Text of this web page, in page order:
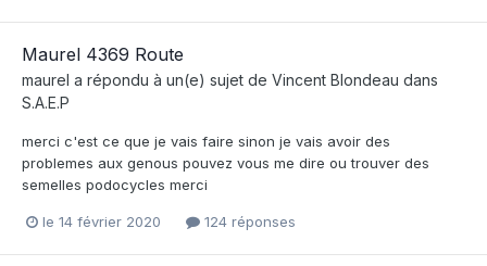
Maurel 4369 Route
maurel a répondu à un(e) sujet de Vincent Blondeau dans
S.A.E.P
merci c'est ce que je vais faire sinon je vais avoir des
problemes aux genous pouvez vous me dire ou trouver des
semelles podocycles merci
le 14 février 2020 124 réponses